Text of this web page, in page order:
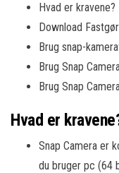
Hvad er kravene?
Download
Brug snap-
Brug Snap
Brug Snap
Hvad er
Snap Camera er
du bruger pc (64